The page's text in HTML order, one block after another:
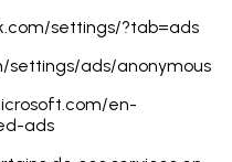
settings/?tab=ads
settings/ads/anonymous
en-
ads